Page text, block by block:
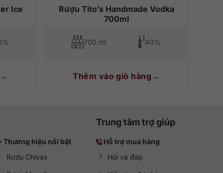
tinh tế trong từng giọt rượu. Rượu được lên men
cân bằng tuyệt đối và thoảng hương cam quýt thật
trong veo với các món hải sản.
để có hương vị đồng nhất và mượt mà.
ngoài trời.
Ice
Rượu Tito’s Handmade Vodka
700ml
700 ml 40%
Thêm vào giỏ hàng
Thương hiệu nổi bật
Rượu Chivas
Trung tâm trợ giúp
Hỗ trợ mua hàng
Hỏi và đáp